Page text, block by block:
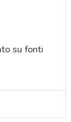
su fonti